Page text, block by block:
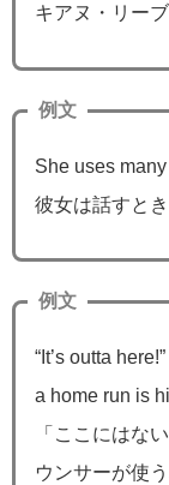
キアヌ・リー
例文
She uses
彼女は話すと
例文
“It’s outta
a home run is
「ここにはな
ウンサーが使う